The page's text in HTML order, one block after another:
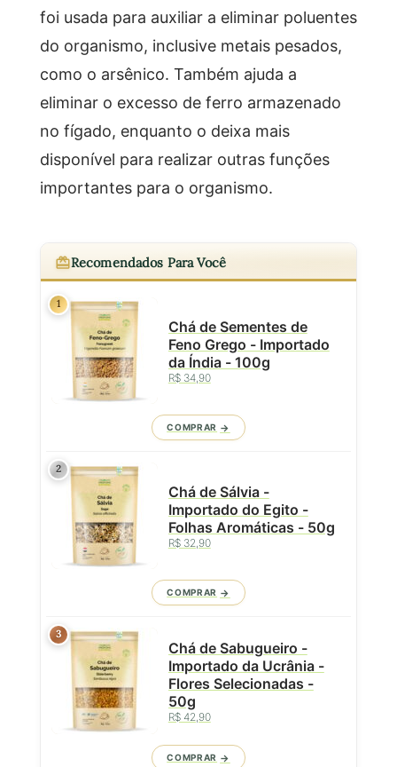
foi usada para auxiliar a eliminar poluentes
do organismo, inclusive metais pesados,
como o arsênico. Também ajuda a
eliminar o excesso de ferro armazenado
no fígado, enquanto o deixa mais
disponível para realizar outras funções
importantes para o organismo.
Recomendados Para Você
1
Chá de Sementes de
Feno Grego - Importado
da Índia - 100g
R$ 34,90
COMPRAR
2
Chá de Sálvia -
Importado do Egito -
Folhas Aromáticas - 50g
R$ 32,90
COMPRAR
3
Chá de Sabugueiro -
Importado da Ucrânia -
Flores Selecionadas -
50g
R$ 42,90
COMPRAR